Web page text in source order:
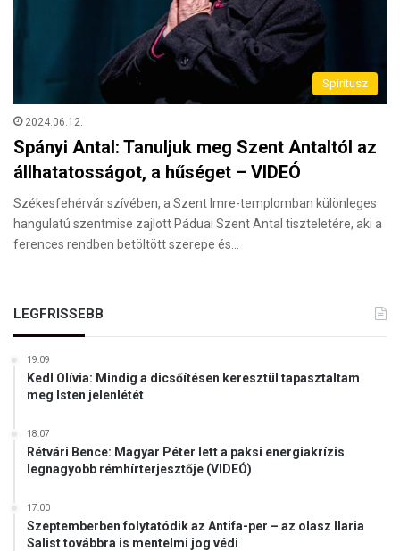
Spiritusz
2024.06.12.
Spányi Antal: Tanuljuk meg Szent Antaltól az
állhatatosságot, a hűséget – VIDEÓ
Székesfehérvár szívében, a Szent Imre-templomban különleges
hangulatú szentmise zajlott Páduai Szent Antal tiszteletére, aki a
ferences rendben betöltött szerepe és…
LEGFRISSEBB
19:09
Kedl Olívia: Mindig a dicsőítésen keresztül tapasztaltam
meg Isten jelenlétét
18:07
Rétvári Bence: Magyar Péter lett a paksi energiakrízis
legnagyobb rémhírterjesztője (VIDEÓ)
17:00
Szeptemberben folytatódik az Antifa-per – az olasz Ilaria
Salist továbbra is mentelmi jog védi